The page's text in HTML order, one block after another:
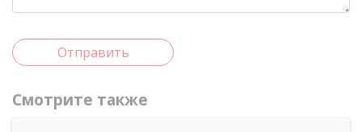
Отправить
Смотрите также